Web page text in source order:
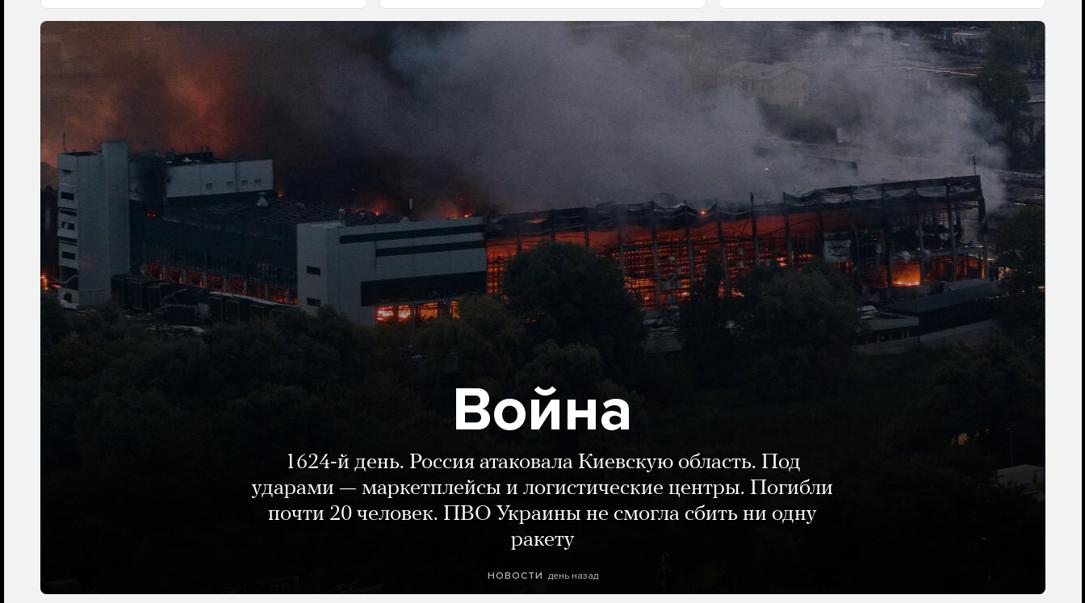
Война
1624-й день. Россия атаковала Киевскую область. Под
ударами — маркетплейсы и логистические центры. Погибли
почти 20 человек. ПВО Украины не смогла сбить ни одну
ракету
НОВОСТИ день назад